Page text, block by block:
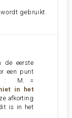
wordt gebruikt.
de eerste
een punt
:
M. =
in het
afkorting
is in het